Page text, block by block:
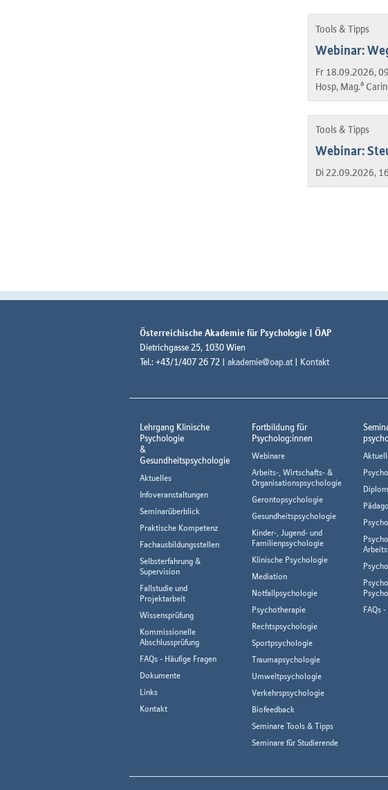
Tools & Tipps
Webinar:
Fr 18.09.2026,
Hosp, Mag.a
Tools & Tipps
Webinar:
Di 22.09.2026,
Österreichische Akademie für Psychologie | ÖAP
Dietrichgasse 25, 1030 Wien
Tel.: +43/1/407 26 72 | akademie@oap.at | Kontakt
Lehrgang Klinische
Psychologie
&
Gesundheitspsychologie
Aktuelles
Infoveranstaltungen
Seminarüberblick
Praktische Kompetenz
Fachausbildungsstellen
Selbsterfahrung &
Supervision
Fallstudie und
Projektarbeit
Wissensprüfung
Kommissionelle
Abschlussprüfung
FAQs - Häufige Fragen
Dokumente
Links
Kontakt
Fortbildung für
Psycholog:innen
Webinare
Arbeits-, Wirtschafts- &
Organisationspsychologie
Gerontopsychologie
Gesundheitspsychologie
Kinder-, Jugend- und
Familienpsychologie
Klinische Psychologie
Mediation
Notfallpsychologie
Psychotherapie
Rechtspsychologie
Sportpsychologie
Traumapsychologie
Umweltpsychologie
Verkehrspsychologie
Biofeedback
Seminare Tools & Tipps
Seminare für Studierende
FAQs